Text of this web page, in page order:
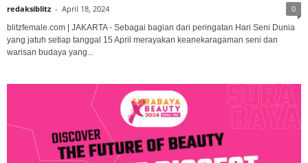
redaksiblitz - April 18, 2024 0
blitzfemale.com | JAKARTA - Sebagai bagian dari peringatan Hari Seni Dunia
yang jatuh setiap tanggal 15 April merayakan keanekaragaman seni dan
warisan budaya yang...